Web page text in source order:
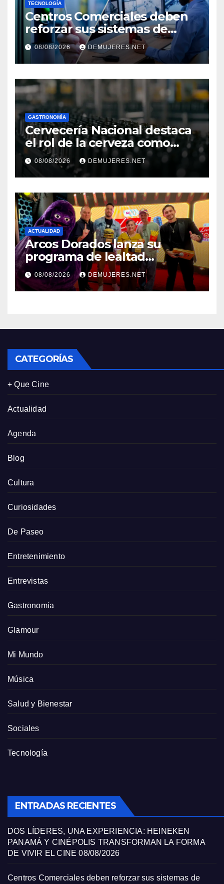
TECNOLOGÍA
Centros Comerciales deben
reforzar sus sistemas de
seguridad ante el
incremento de visitantes por
el Décimo Tercer Mes
08/08/2026 DEMUJERES.NET
GASTRONOMÍA
Cervecería Nacional destaca
el rol de la cerveza como
motor de desarrollo
económico y sostenibilidad
en Panamá
08/08/2026 DEMUJERES.NET
ACTUALIDAD
Arcos Dorados lanza su
programa de lealtad
‘MiMcDonald’s y reconoce a
tres de sus clientes más
leales de Panamá
08/08/2026 DEMUJERES.NET
CATEGORÍAS
+ Que Cine
Actualidad
Agenda
Blog
Cultura
Curiosidades
De Paseo
Entretenimiento
Entrevistas
Gastronomía
Glamour
Mi Mundo
Música
Salud y Bienestar
Sociales
Tecnología
ENTRADAS RECIENTES
DOS LÍDERES, UNA EXPERIENCIA: HEINEKEN
PANAMÁ Y CINÉPOLIS TRANSFORMAN LA FORMA
DE VIVIR EL CINE 08/08/2026
Centros Comerciales deben reforzar sus sistemas de